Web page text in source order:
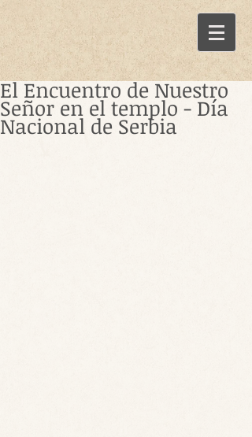
El Encuentro de Nuestro
Señor en el templo - Día
Nacional de Serbia